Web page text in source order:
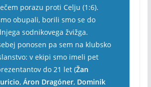
porazu proti Celju (1:6).
obupali, borili smo se do
sodnikovega žvižga.
ponosen pa sem na klubsko
v ekipi smo imeli pet
do 21 let (Žan
, Áron Dragóner, Dominik